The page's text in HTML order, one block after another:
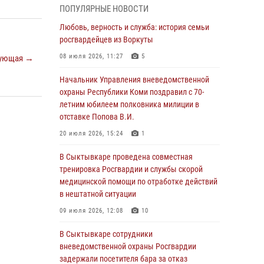
→
объектов
29 июля 2026, 11:41
Начальник Управления вневедомственной
летним юбилеем полковника милиции в
отставке Попова В.И.
20 июля 2026, 15:24 1
В Коми росгвардейцы обеспечивали
воздухоплавания «ЖИВОЙ ВОЗДУХ»
20 июля 2026, 15:15 1
В Коми завершились учебно-методические
сборы руководителей филиалов
20 июля 2026, 15:12
В Коми сотрудники вневедомственной
ПОПУЛЯРНЫЕ НОВОСТИ
Любовь, верность и служба: история семьи
росгвардейцев из Воркуты
08 июля 2026, 11:27 5
Начальник Управления вневедомственной
охраны Республики Коми поздравил с 70-
летним юбилеем полковника милиции в
отставке Попова В.И.
20 июля 2026, 15:24 1
В Сыктывкаре проведена совместная
тренировка Росгвардии и службы скорой
медицинской помощи по отработке действий
в нештатной ситуации
09 июля 2026, 12:08 10
В Сыктывкаре сотрудники
вневедомственной охраны Росгвардии
задержали посетителя бара за отказ